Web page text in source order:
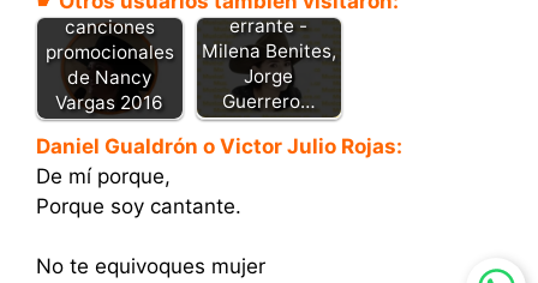
canciones
promocionales
de Nancy
Vargas 2016
errante -
Milena Benites,
Jorge
Guerrero…
Daniel Gualdrón o Victor Julio Rojas:
De mí porque,
Porque soy cantante.
No te equivoques mujer